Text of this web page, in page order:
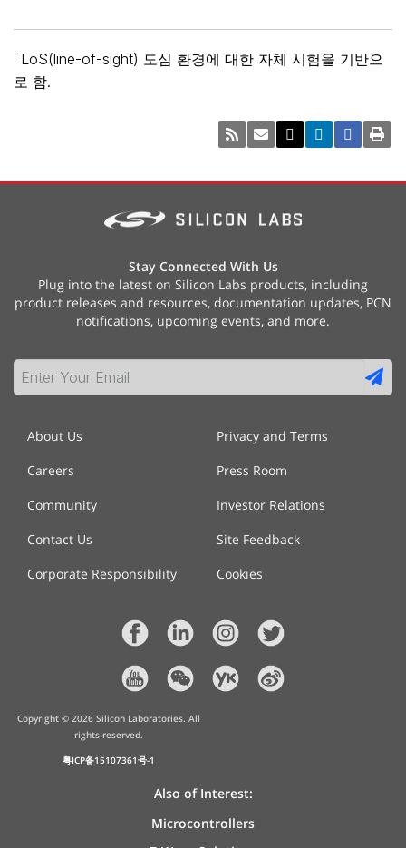
i LoS(line-of-sight) 도심 환경에 대한 자체 시험을 기반으
로 함.
Stay Connected With Us
Plug into the latest on Silicon Labs products, including
product releases and resources, documentation updates, PCN
notifications, upcoming events, and more.
About Us
Careers
Community
Contact Us
Corporate Responsibility
Privacy and Terms
Press Room
Investor Relations
Site Feedback
Cookies
Copyright © 2026Silicon Laboratories. All
rights reserved.
粤ICP备15107361号-1
Also of Interest:
Microcontrollers